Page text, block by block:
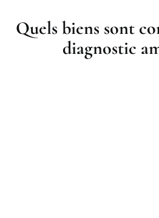
Quels biens sont
diagnostic